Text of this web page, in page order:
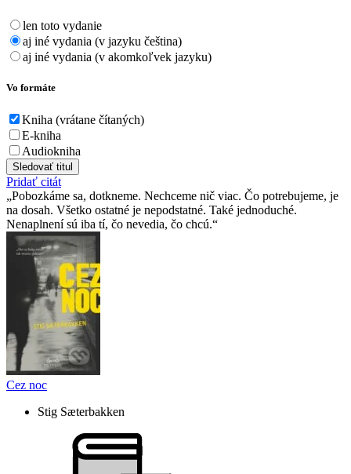
len toto vydanie
aj iné vydania (v jazyku čeština)
aj iné vydania (v akomkoľvek jazyku)
Vo formáte
Kniha (vrátane čítaných)
E-kniha
Audiokniha
Sledovať titul
Pridať citát
Pobozkáme sa, dotkneme. Nechceme nič viac. Čo potrebujeme, je
na dosah. Všetko ostatné je nepodstatné. Také jednoduché.
Nenaplnení sú iba tí, čo nevedia, čo chcú.
Cez noc
Stig Sæterbakken